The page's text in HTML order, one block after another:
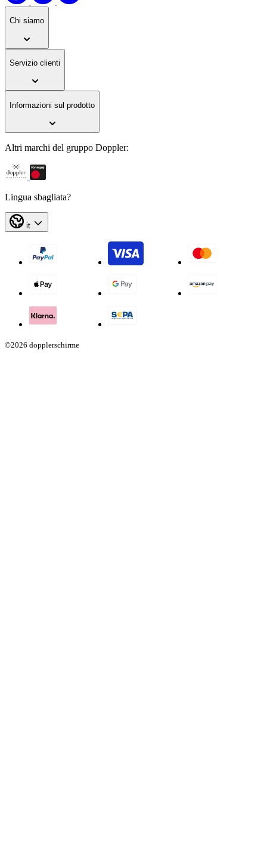
Chi siamo
Servizio clienti
Informazioni sul prodotto
Altri marchi del gruppo Doppler:
Lingua sbagliata?
it
©2026 dopplerschirme